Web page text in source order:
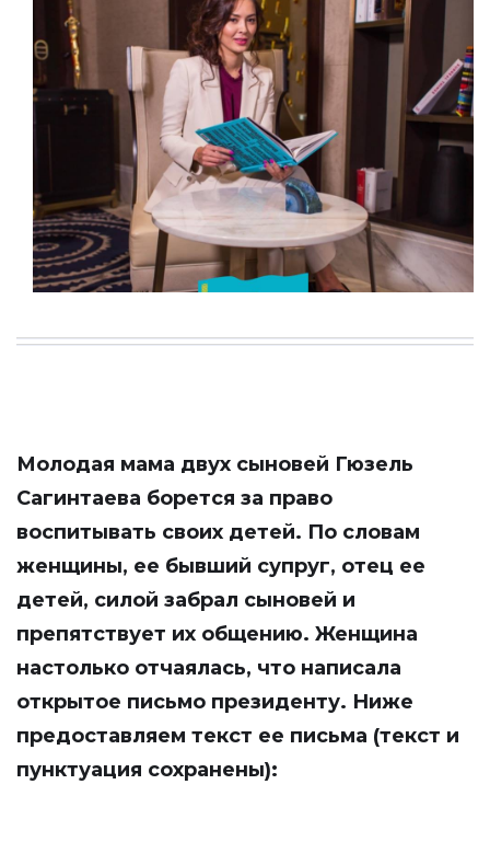
Молодая мама двух сыновей Гюзель
Сагинтаева борется за право
воспитывать своих детей. По словам
женщины, ее бывший супруг, отец ее
детей, силой забрал сыновей и
препятствует их общению. Женщина
настолько отчаялась, что написала
открытое письмо президенту. Ниже
предоставляем текст ее письма (текст и
пунктуация сохранены):